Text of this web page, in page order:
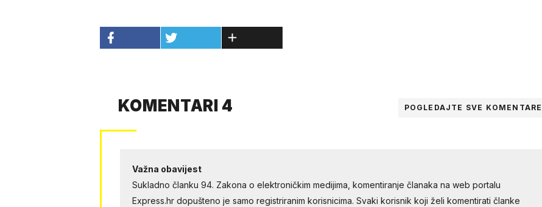
KOMENTARI 4 POGLEDAJTE SVE KOMENTARE
Važna obavijest
Sukladno članku 94. Zakona o elektroničkim medijima, komentiranje članaka na web portalu
Express.hr dopušteno je samo registriranim korisnicima. Svaki korisnik koji želi komentirati članke